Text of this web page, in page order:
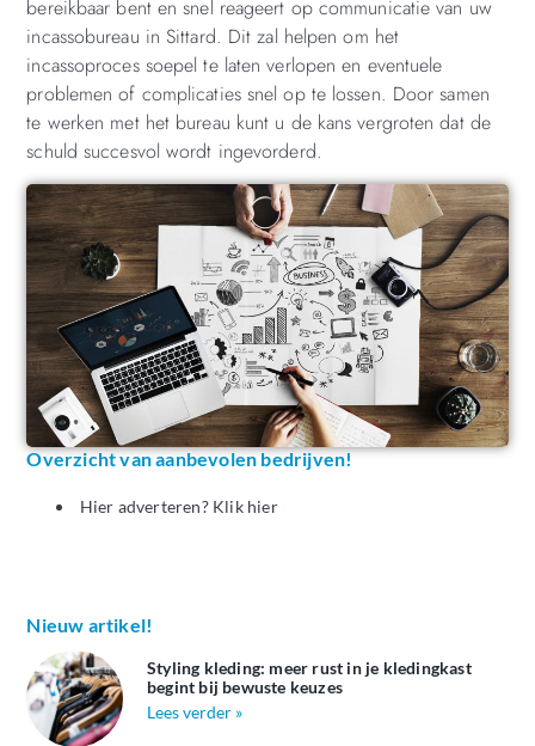
bereikbaar bent en snel reageert op communicatie van uw
incassobureau in Sittard. Dit zal helpen om het
incassoproces soepel te laten verlopen en eventuele
problemen of complicaties snel op te lossen. Door samen
te werken met het bureau kunt u de kans vergroten dat de
schuld succesvol wordt ingevorderd.
Overzicht van aanbevolen bedrijven!
Hier adverteren? Klik hier
Nieuw artikel!
Styling kleding: meer rust in je kledingkast
begint bij bewuste keuzes
Lees verder »